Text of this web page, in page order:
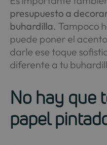
presupuesto a
buhardilla. Tampoco
puede poner el
darle ese toque
diferente a tu
No hay que
papel